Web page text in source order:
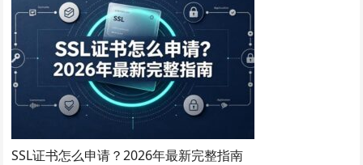
SSL证书怎么申请？2026年最新完整指南